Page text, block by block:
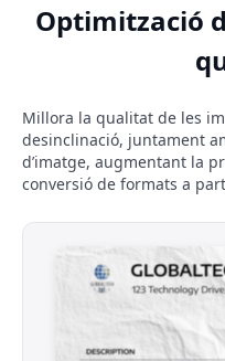
Optimització
Millora la qualitat de les
desinclinació, juntament
d’imatge, augmentant la
conversió de formats a